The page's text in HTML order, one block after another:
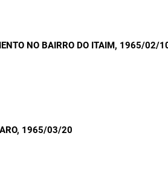
NO BAIRRO DO ITAIM, 1965/02/
, 1965/03/20